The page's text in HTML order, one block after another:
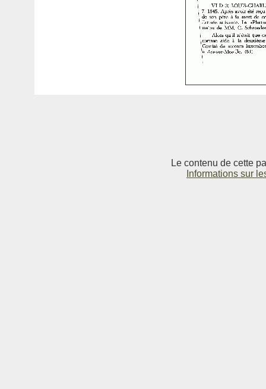
Le contenu de cette
Informations sur